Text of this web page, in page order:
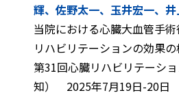
輝、佐野太一、玉井宏一、
当院における心臓大血管手
リハビリテーションの効果
第31回心臓リハビリテーシ
知） 2025年7月19日-20日